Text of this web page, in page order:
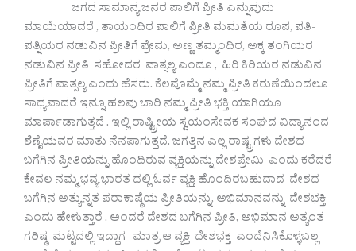
ಜಗದ ಸಾಮಾನ್ಯ ಜನರ ಪಾಲಿಗೆ ಪ್ರೀತಿ ಎನ್ನುವುದು
ಮಾಯೆಯಾದರೆ , ತಾಯಂದಿರ ಪಾಲಿಗೆ ಪ್ರೀತಿ ಮಮತೆಯ ರೂಪ, ಪತಿ-
ಪತ್ನಿಯರ ನಡುವಿನ ಪ್ರೀತಿಗೆ ಪ್ರೇಮ, ಅಣ್ಣ ತಮ್ಮಂದಿರ, ಅಕ್ಕ ತಂಗಿಯರ
ನಡುವಿನ ಪ್ರೀತಿ ಸಹೋದರ ವಾತ್ಸಲ್ಯ ಎಂದೂ , ಹಿರಿ ಕಿರಿಯರ ನಡುವಿನ
ಪ್ರೀತಿಗೆ ವಾತ್ಸಲ್ಯ ಎಂದು ಹೆಸರು. ಕೆಲವೊಮ್ಮೆ ನಮ್ಮ ಪ್ರೀತಿ ಕರುಣೆಯಿಂದಲೂ
ಸಾಧ್ಯವಾದರೆ ಇನ್ನೂ ಹಲವು ಬಾರಿ ನಮ್ಮ ಪ್ರೀತಿ ಭಕ್ತಿ ಯಾಗಿಯೂ
ಮಾರ್ಪಾಡಾಗುತ್ತದೆ . ಇಲ್ಲಿ ರಾಷ್ಟ್ರೀಯ ಸ್ವಯಂಸೇವಕ ಸಂಘದ ವಿದ್ಯಾನಂದ
ಶೆಣೈಯವರ ಮಾತು ನೆನಪಾಗುತ್ತದೆ. ಜಗತ್ತಿನ ಎಲ್ಲ ರಾಷ್ಟ್ರಗಳು ದೇಶದ
ಬಗೆಗಿನ ಪ್ರೀತಿಯನ್ನು ಹೊಂದಿರುವ ವ್ಯಕ್ತಿಯನ್ನು ದೇಶಪ್ರೇಮಿ ಎಂದು ಕರೆದರೆ
ಕೇವಲ ನಮ್ಮ ಭವ್ಯ ಭಾರತ ದಲ್ಲಿ ಓರ್ವ ವ್ಯಕ್ತಿ ಹೊಂದಿರಬಹುದಾದ ದೇಶದ
ಬಗೆಗಿನ ಅತ್ಯುನ್ನತ ಪರಾಕಾಷ್ಠೆಯ ಪ್ರೀತಿಯನ್ನು, ಅಭಿಮಾನವನ್ನು ದೇಶಭಕ್ತಿ
ಎಂದು ಹೇಳುತ್ತಾರೆ . ಅಂದರೆ ದೇಶದ ಬಗೆಗಿನ ಪ್ರೀತಿ, ಅಭಿಮಾನ ಅತ್ಯಂತ
ಗರಿಷ್ಠ ಮಟ್ಟದಲ್ಲಿ ಇದ್ದಾಗ ಮಾತ್ರ ಆ ವ್ಯಕ್ತಿ ದೇಶಭಕ್ತ ಎಂದೆನಿಸಿಕೊಳ್ಳಬಲ್ಲ